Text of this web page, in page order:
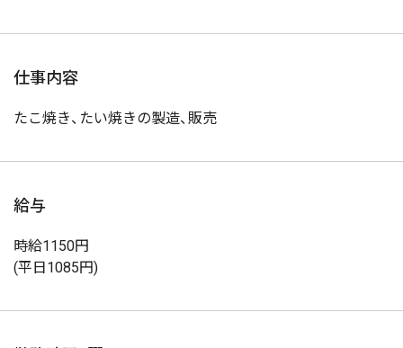
仕事内容
たこ焼き、たい焼きの製造、販売
給与
時給1150円
(平日1085円)